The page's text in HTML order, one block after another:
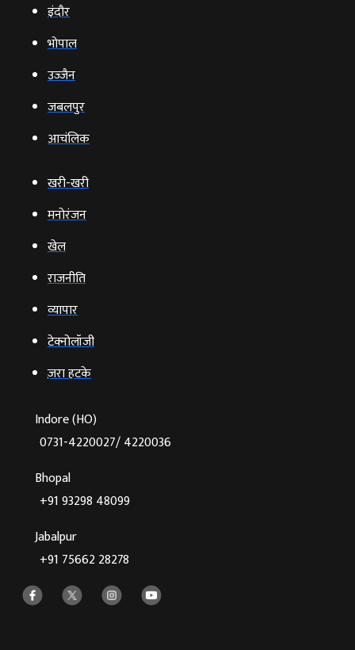
इंदौर
भोपाल
उज्‍जैन
जबलपुर
आचंलिक
खरी-खरी
मनोरंजन
खेल
राजनीति
व्‍यापार
टेक्‍नोलॉजी
ज़रा हटके
Indore (HO)
0731-4220027/ 4220036
Bhopal
+91 93298 48099
Jabalpur
+91 75662 28278